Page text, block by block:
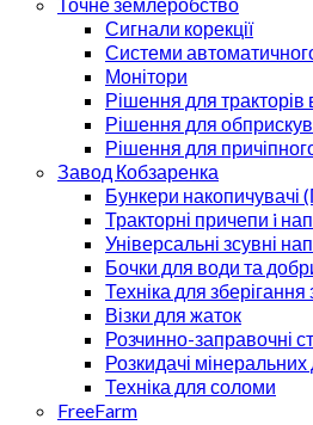
Сигнали корекції
Системи
Монітори
Рішення для тракторів
Рішення для
Рішення для
Завод Кобзаренка
Бункери
Тракторні причепи i
Універсальні зсувні
Бочки для води та
Техніка для
Візки для жаток
Розчинно-заправочні
Розкидачі
Техніка для соломи
FreeFarm